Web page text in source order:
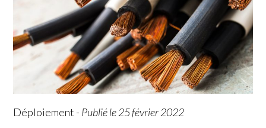
Déploiement - Publié le 25 février 2022